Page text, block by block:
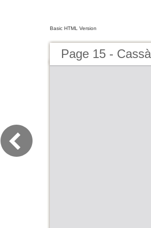
Basic HTML Version
Page 15 -